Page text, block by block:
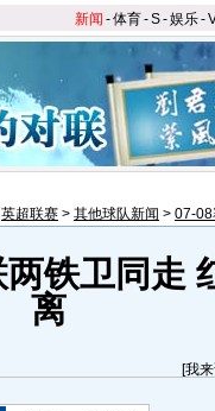
新闻 -体育-S-娱乐-
英超联赛 > 其他球队新闻 > 07-08
铁卫同走
离
[我